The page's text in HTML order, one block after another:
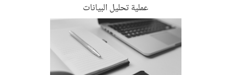
عملية تحليل البيانات